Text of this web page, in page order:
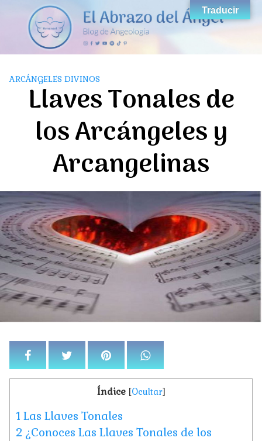
contenido
ARCÁNGELES DIVINOS
Llaves Tonales de
los Arcángeles y
Arcangelinas
Índice [Ocultar]
1 Las Llaves Tonales
2 ¿Conoces Las Llaves Tonales de los
Traducir